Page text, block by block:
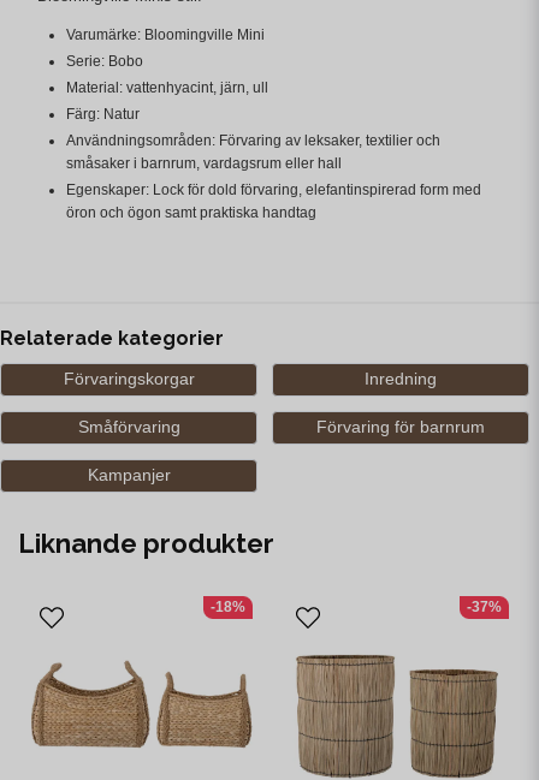
Varumärke: Bloomingville Mini
Serie: Bobo
Material: vattenhyacint, järn, ull
Färg: Natur
Användningsområden: Förvaring av leksaker, textilier och
småsaker i barnrum, vardagsrum eller hall
Egenskaper: Lock för dold förvaring, elefantinspirerad form med
öron och ögon samt praktiska handtag
Relaterade kategorier
Förvaringskorgar Inredning
Småförvaring Förvaring för barnrum
Kampanjer
Liknande produkter
-18% -37%